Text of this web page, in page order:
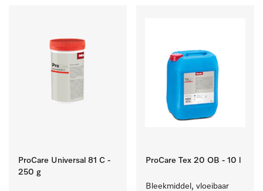
ProCare Universal 81 C -
250 g
ProCare Tex 20 OB - 10 l
Bleekmiddel, vloeibaar